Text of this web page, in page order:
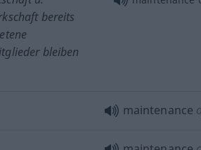
bereits
bleiben
maintenance